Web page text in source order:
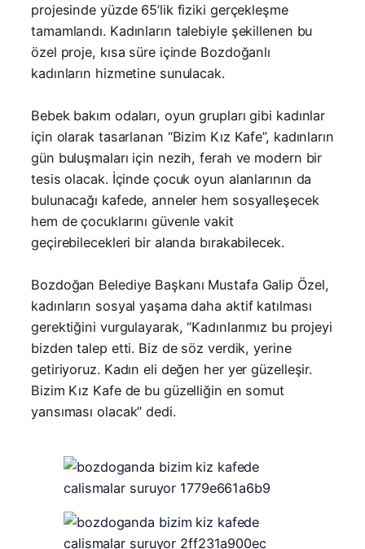
projesinde yüzde 65’lik fiziki gerçekleşme
tamamlandı. Kadınların talebiyle şekillenen bu
özel proje, kısa süre içinde Bozdoğanlı
kadınların hizmetine sunulacak.
Bebek bakım odaları, oyun grupları gibi kadınlar
için olarak tasarlanan “Bizim Kız Kafe”, kadınların
gün buluşmaları için nezih, ferah ve modern bir
tesis olacak. İçinde çocuk oyun alanlarının da
bulunacağı kafede, anneler hem sosyalleşecek
hem de çocuklarını güvenle vakit
geçirebilecekleri bir alanda bırakabilecek.
Bozdoğan Belediye Başkanı Mustafa Galip Özel,
kadınların sosyal yaşama daha aktif katılması
gerektiğini vurgulayarak, “Kadınlarımız bu projeyi
bizden talep etti. Biz de söz verdik, yerine
getiriyoruz. Kadın eli değen her yer güzelleşir.
Bizim Kız Kafe de bu güzelliğin en somut
yansıması olacak” dedi.